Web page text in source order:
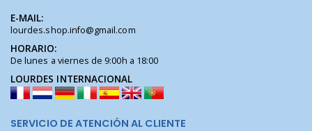
E-MAIL:
lourdes.shop.info@gmail.com
HORARIO:
De lunes a viernes de 9:00h a 18:00
LOURDES INTERNACIONAL
SERVICIO DE ATENCIÓN AL CLIENTE